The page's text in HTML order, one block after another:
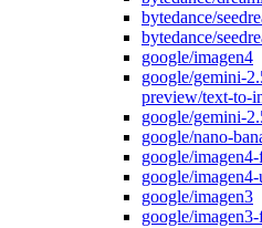
bytedance/
bytedance/
google/imagen4
google/gemini-
preview/text-to-
google/gemini-
google/nano-
google/imagen4-
google/imagen4-
google/imagen3
google/imagen3-